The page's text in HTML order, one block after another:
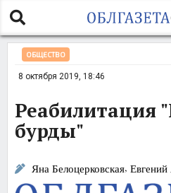
ОБЩЕСТВО
8 октября 2019, 18:46
Реабилитация
бурды"
Яна Белоцерковская,